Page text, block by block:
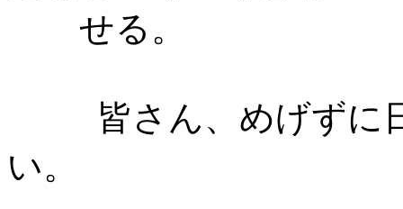
せる。
皆さん、めげずに
い。